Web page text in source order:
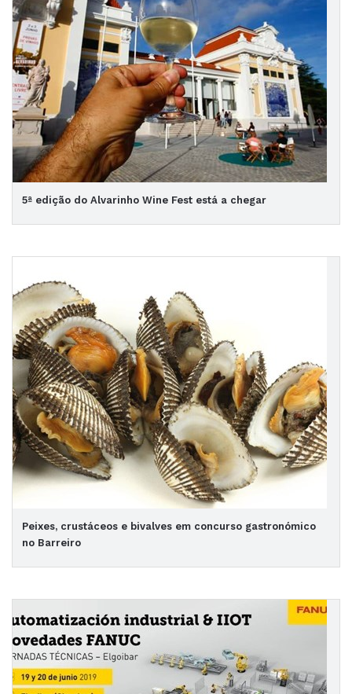
5ª edição do Alvarinho Wine Fest está a chegar
Peixes, crustáceos e bivalves em concurso gastronómico
no Barreiro